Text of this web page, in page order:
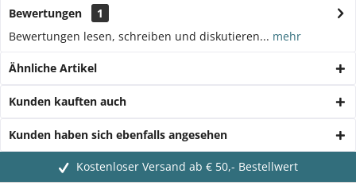
Bewertungen
1
Bewertungen lesen, schreiben und diskutieren... mehr
Ähnliche Artikel
Kunden kauften auch
Kunden haben sich ebenfalls angesehen
Kostenloser Versand ab € 50,- Bestellwert